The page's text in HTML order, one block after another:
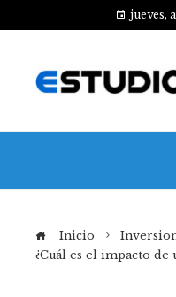
jueves,
Inicio
¿Cuál es el impacto de